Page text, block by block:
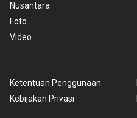
Nusantara
Foto
Video
Ketentuan Penggunaan
Kebijakan Privasi